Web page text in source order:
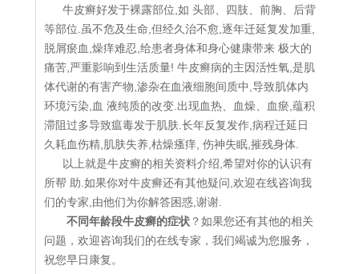
牛皮癣好发于裸露部位,如 头部、四肢、前胸、后背
等部位.虽不危及生命,但经久治不愈,逐年迁延复发加重,
脱屑瘀血,燥痒难忍,给患者身体和身心健康带来 极大的
痛苦,严重影响到生活质量! 牛皮癣病的主因活性氧,是肌
体代谢的有害产物,渗杂在血液细胞间质中,导致肌体内
环境污染,血 液纯质的改变.出现血热、血燥、血瘀,蕴积
滞阻过多导致瘟毒发于肌肤.长年反复发作,病程迁延日
久耗血伤精,肌肤失养,枯燥瘙痒, 伤神失眠,摧残身体.
以上就是牛皮癣的相关资料介绍,希望对你的认识有
所帮 助.如果你对牛皮癣还有其他疑问,欢迎在线咨询我
们的专家,由他们为你解答困惑,谢谢.
不同年龄段牛皮癣的症状 ？如果您还有其他的相关
问题，欢迎咨询我们的在线专家，我们竭诚为您服务，
祝您早日康复。